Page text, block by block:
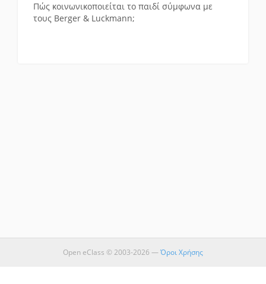
Πώς κοινωνικοποιείται το παιδί σύμφωνα με
τους Berger & Luckmann;
Open eClass © 2003-2026 —Όροι Χρήσης